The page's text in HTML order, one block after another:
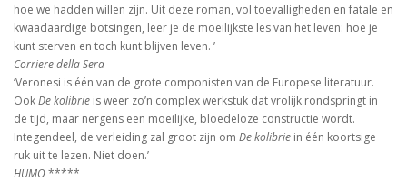
hoe we hadden willen zijn. Uit deze roman, vol toevalligheden en fatale en
kwaadaardige botsingen, leer je de moeilijkste les van het leven: hoe je
kunt sterven en toch kunt blijven leven. ’
Corriere della Sera
‘Veronesi is één van de grote componisten van de Europese literatuur.
OokDe kolibrie is weer zo’n complex werkstuk dat vrolijk rondspringt in
de tijd, maar nergens een moeilijke, bloedeloze constructie wordt.
Integendeel, de verleiding zal groot zijn om De kolibrie in één koortsige
ruk uit te lezen. Niet doen.’
HUMO*****